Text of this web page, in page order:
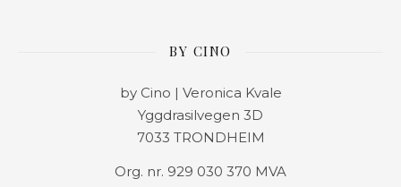
BY CINO
by Cino | Veronica Kvale
Yggdrasilvegen 3D
7033 TRONDHEIM
Org. nr. 929 030 370 MVA